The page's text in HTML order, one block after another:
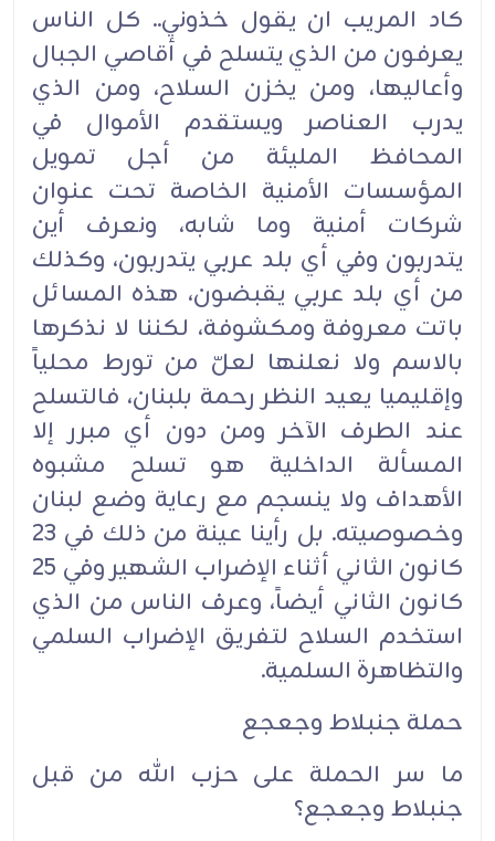
كاد المريب ان يقول خذوني.. كل الناس
يعرفون من الذي يتسلح في أقاصي الجبال
وأعاليها، ومن يخزن السلاح، ومن الذي
يدرب العناصر ويستقدم الأموال في
المحافظ المليئة من أجل تمويل
المؤسسات الأمنية الخاصة تحت عنوان
شركات أمنية وما شابه، ونعرف أين
يتدربون وفي أي بلد عربي يتدربون، وكذلك
من أي بلد عربي يقبضون، هذه المسائل
باتت معروفة ومكشوفة، لكننا لا نذكرها
بالاسم ولا نعلنها لعلّ من تورط محلياً
وإقليميا يعيد النظر رحمة بلبنان، فالتسلح
عند الطرف الآخر ومن دون أي مبرر إلا
المسألة الداخلية هو تسلح مشبوه
الأهداف ولا ينسجم مع رعاية وضع لبنان
وخصوصيته. بل رأينا عينة من ذلك في 23
كانون الثاني أثناء الإضراب الشهير وفي 25
كانون الثاني أيضاً، وعرف الناس من الذي
استخدم السلاح لتفريق الإضراب السلمي
والتظاهرة السلمية.
حملة جنبلاط وجعجع
ما سر الحملة على حزب الله من قبل
جنبلاط وجعجع؟